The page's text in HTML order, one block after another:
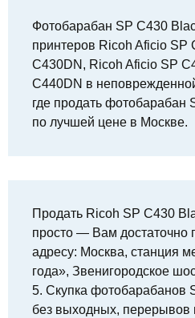
Фотобарабан SP C430
принтеров Ricoh Aficio SP
C430DN, Ricoh Aficio SP
C440DN в
где продать фотобарабан
по лучшей цене в Москве.
Продать Ricoh SP C430
просто — Вам достаточно
адресу: Москва, станция
года», Звенигородское
5. Скупка фотобарабанов
без выходных, перерывов